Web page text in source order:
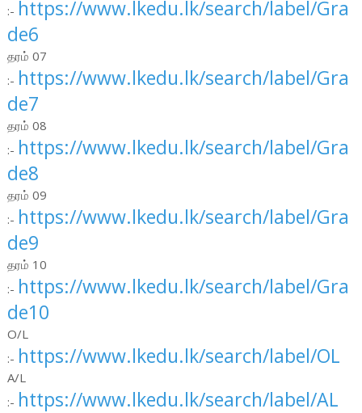
:- https://www.lkedu.lk/search/label/Gra
de6
தரம் 07
:- https://www.lkedu.lk/search/label/Gra
de7
தரம் 08
:- https://www.lkedu.lk/search/label/Gra
de8
தரம் 09
:- https://www.lkedu.lk/search/label/Gra
de9
தரம் 10
:- https://www.lkedu.lk/search/label/Gra
de10
O/L
:- https://www.lkedu.lk/search/label/OL
A/L
:- https://www.lkedu.lk/search/label/AL